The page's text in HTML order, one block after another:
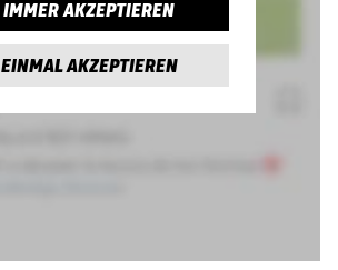
IMMER AKZEPTIEREN
EINMAL AKZEPTIEREN